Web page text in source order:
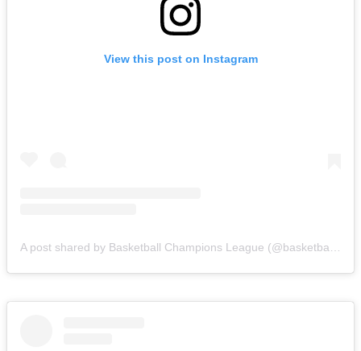
View this post on Instagram
A post shared by Basketball Champions League (@basketballcl)